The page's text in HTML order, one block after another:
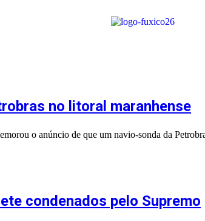
no litoral maranhense
o anúncio de que um navio-sonda da
condenados pelo Supremo